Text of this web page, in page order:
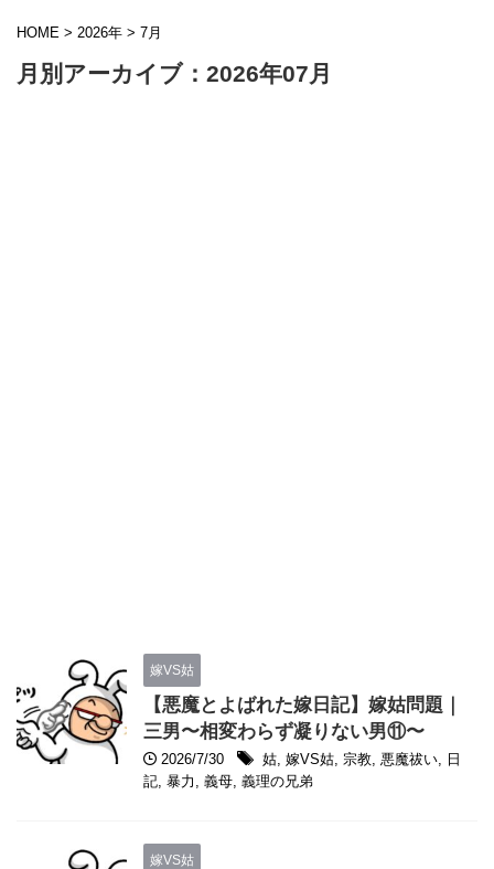
HOME > 2026年 > 7月
月別アーカイブ：2026年07月
嫁VS姑
【悪魔とよばれた嫁日記】嫁姑問題｜
三男〜相変わらず凝りない男⑪〜
2026/7/30 姑, 嫁VS姑, 宗教, 悪魔祓い, 日
記, 暴力 , 義母, 義理の兄弟
嫁VS姑